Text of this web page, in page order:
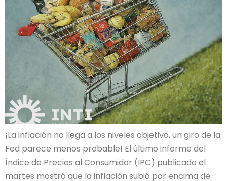
¡La inflación no llega a los niveles objetivo, un giro de la
Fed parece menos probable! El último informe del
Índice de Precios al Consumidor (IPC) publicado el
martes mostró que la inflación subió por encima de